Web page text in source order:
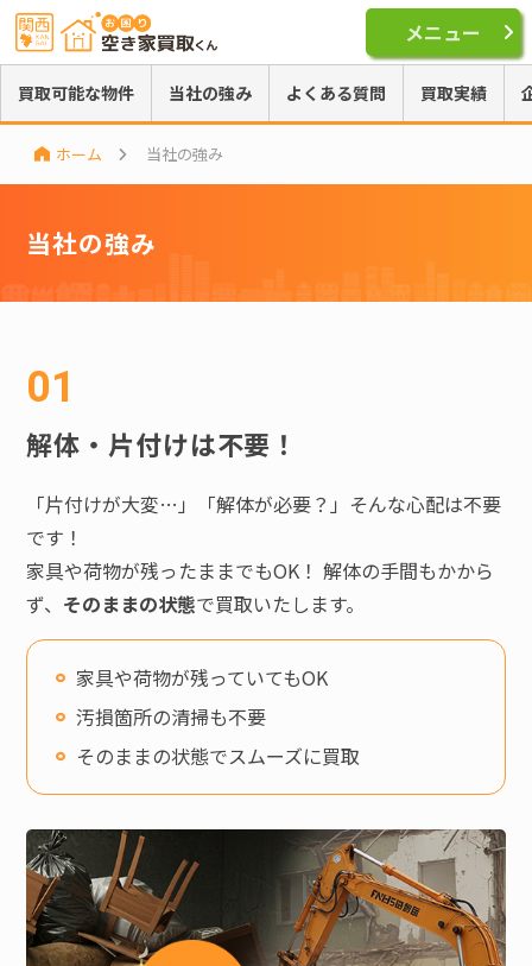
買取可能な物件 当社の強み よくある質問 買取実績
ホーム 当社の強み
当社の強み
解体・片付けは不要！
「片付けが大変…」「解体が必要？」そんな心配は不要
です！
家具や荷物が残ったままでもOK！ 解体の手間もかから
ず、 そのままの状態で買取いたします。
家具や荷物が残っていてもOK
汚損箇所の清掃も不要
そのままの状態でスムーズに買取
メニュー